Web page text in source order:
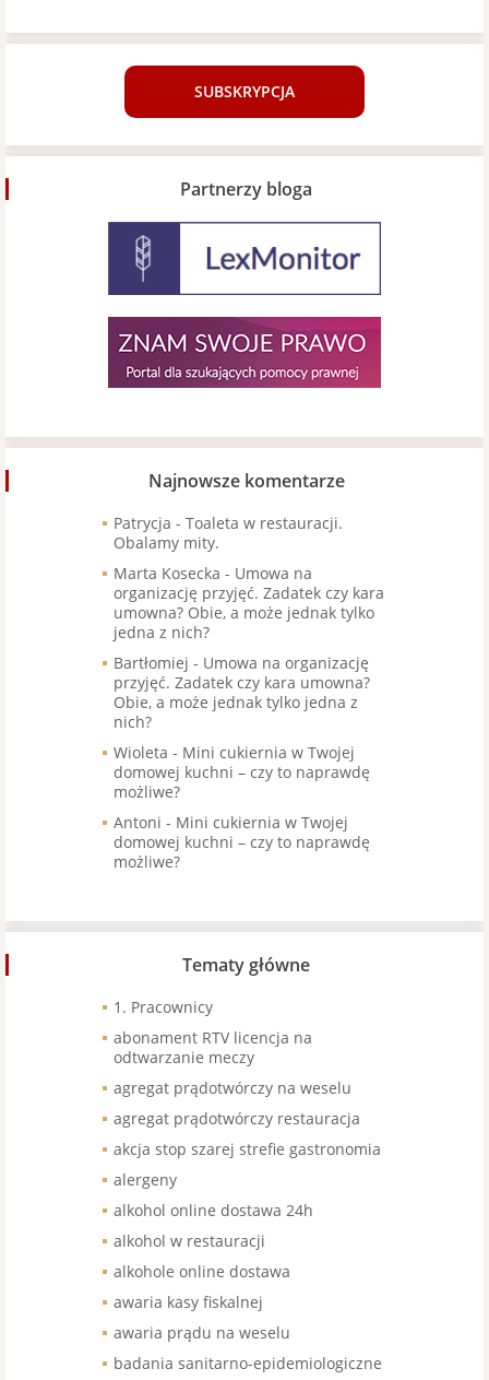
SUBSKRYPCJA
Partnerzy bloga
Najnowsze komentarze
Patrycja - Toaleta w restauracji.
Obalamy mity.
Marta Kosecka - Umowa na
organizację przyjęć. Zadatek czy kara
umowna? Obie, a może jednak tylko
jedna z nich?
Bartłomiej - Umowa na organizację
przyjęć. Zadatek czy kara umowna?
Obie, a może jednak tylko jedna z
nich?
Wioleta - Mini cukiernia w Twojej
domowej kuchni – czy to naprawdę
możliwe?
Antoni - Mini cukiernia w Twojej
domowej kuchni – czy to naprawdę
możliwe?
Tematy główne
1. Pracownicy
abonament RTV licencja na
odtwarzanie meczy
agregat prądotwórczy na weselu
agregat prądotwórczy restauracja
akcja stop szarej strefie gastronomia
alergeny
alkohol online dostawa 24h
alkohol w restauracji
alkohole online dostawa
awaria kasy fiskalnej
awaria prądu na weselu
badania sanitarno-epidemiologiczne